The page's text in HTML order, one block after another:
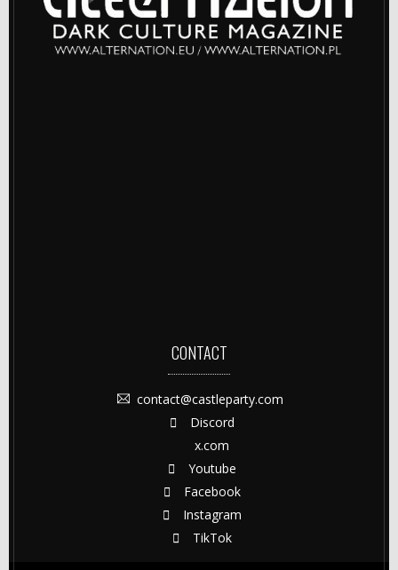
CONTACT
contact@castleparty.com
Discord
x.com
Youtube
Facebook
Instagram
TikTok